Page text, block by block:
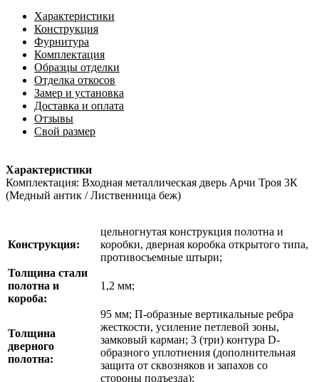
Характеристики
Конструкция
Фурнитура
Комплектация
Образцы отделки
Отделка откосов
Замер и установка
Доставка и оплата
Отзывы
Свой размер
Характеристики
Комплектация: Входная металлическая дверь Арчи Троя 3К
(Медный антик / Лиственница беж)
Конструкция:
цельногнутая конструкция полотна и
коробки, дверная коробка открытого типа,
противосъемные штыри;
Толщина стали
полотна и
короба:
1,2 мм;
Толщина
дверного
полотна:
95 мм; П-образные вертикальные ребра
жесткости, усиление петлевой зоны,
замковый карман; 3 (три) контура D-
образного уплотнения (дополнительная
защита от сквозняков и запахов со
стороны подъезда);